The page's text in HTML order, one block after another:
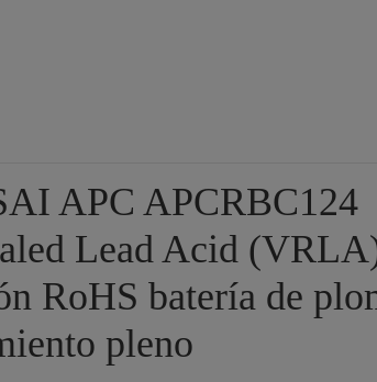
APC APCRBC124
Lead Acid
RoHS batería de
pleno